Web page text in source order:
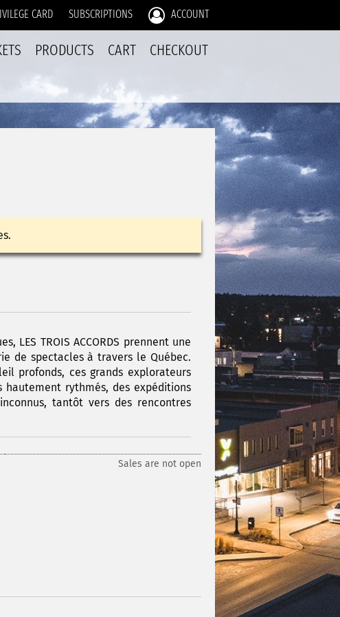
CARD SUBSCRIPTIONS ACCOUNT
PRODUCTS CART CHECKOUT
LES TROIS ACCORDS prennent une
de spectacles à travers le Québec.
profonds, ces grands explorateurs
rythmés, des expéditions
tantôt vers des rencontres
Sales are not open